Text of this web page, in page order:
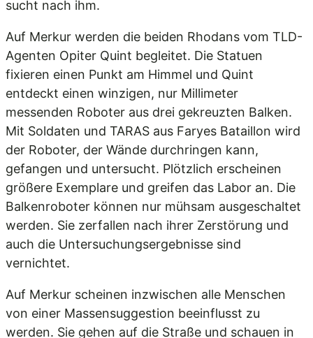
sucht nach ihm.
Auf Merkur werden die beiden Rhodans vom TLD-
Agenten Opiter Quint begleitet. Die Statuen
fixieren einen Punkt am Himmel und Quint
entdeckt einen winzigen, nur Millimeter
messenden Roboter aus drei gekreuzten Balken.
Mit Soldaten und TARAS aus Faryes Bataillon wird
der Roboter, der Wände durchringen kann,
gefangen und untersucht. Plötzlich erscheinen
größere Exemplare und greifen das Labor an. Die
Balkenroboter können nur mühsam ausgeschaltet
werden. Sie zerfallen nach ihrer Zerstörung und
auch die Untersuchungsergebnisse sind
vernichtet.
Auf Merkur scheinen inzwischen alle Menschen
von einer Massensuggestion beeinflusst zu
werden. Sie gehen auf die Straße und schauen in